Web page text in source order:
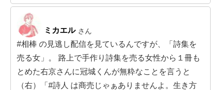
ミカエル さん
#相棒 の見逃し配信を見ているんですが、「詩集を
売る女」。 路上で手作り詩集を売る女性から１冊も
とめた右京さんに冠城くんが無粋なことを言うと
（右）「#詩人 は商売じゃぁありませんよ。生き方